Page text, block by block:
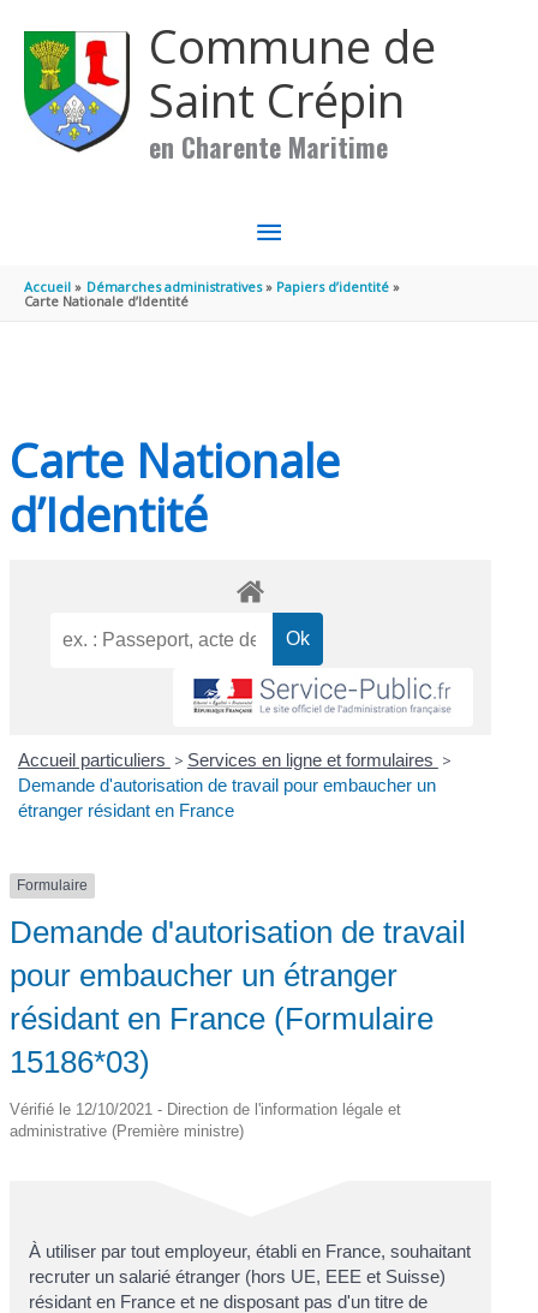
Commune de
Saint Crépin
en Charente Maritime
MENU
PRINCIPAL
Accueil Démarches administratives
Papiers d’identité
Carte Nationale d’Identité
Carte Nationale
d’Identité
Accueil particuliers > Services en ligne et formulaires >
Demande d'autorisation de travail pour embaucher un
étranger résidant en France
Formulaire
Demande d'autorisation de travail
pour embaucher un étranger
résidant en France (Formulaire
15186*03)
Vérifié le 12/10/2021 - Direction de l'information légale et
administrative (Première ministre)
À utiliser par tout employeur, établi en France, souhaitant
recruter un salarié étranger (hors UE, EEE et Suisse)
résidant en France et ne disposant pas d'un titre de